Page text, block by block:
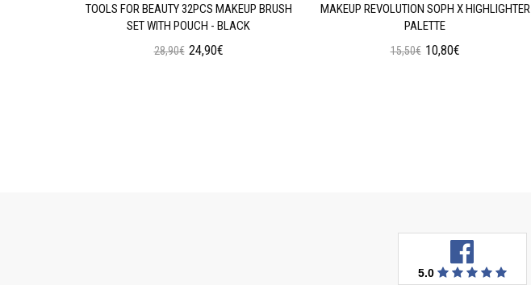
TOOLS FOR BEAUTY 32PCS MAKEUP BRUSH
SET WITH POUCH - BLACK
28,90€ 24,90€
MAKEUP REVOLUTION SOPH X HIGHLIGHTER
PALETTE
15,50€ 10,80€
5.0